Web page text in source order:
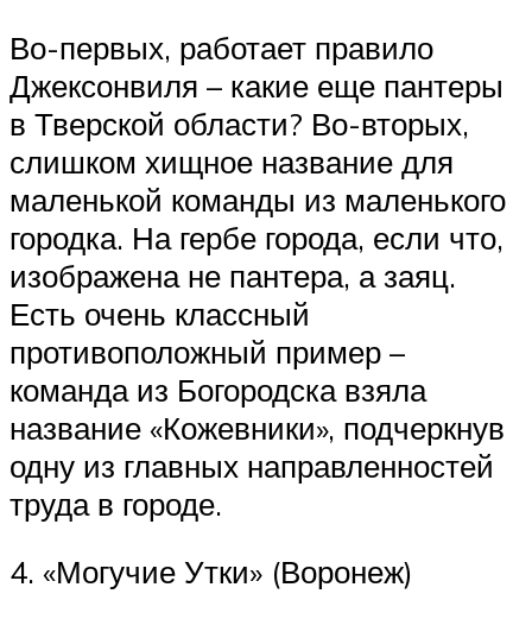
Во-первых, работает правило
Джексонвиля – какие еще пантеры
в Тверской области? Во-вторых,
слишком хищное название для
маленькой команды из маленького
городка. На гербе города, если что,
изображена не пантера, а заяц.
Есть очень классный
противоположный пример –
команда из Богородска взяла
название «Кожевники», подчеркнув
одну из главных направленностей
труда в городе.
4. «Могучие Утки» (Воронеж)